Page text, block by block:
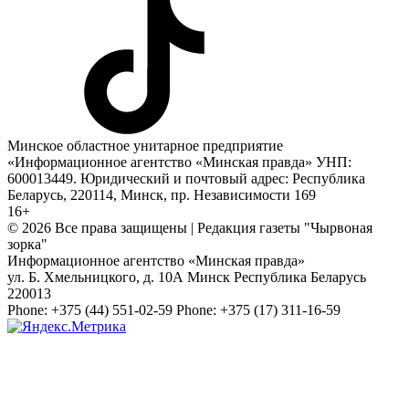
Минское областное унитарное предприятие
«Информационное агентство «Минская правда» УНП:
600013449. Юридический и почтовый адрес: Республика
Беларусь, 220114, Минск, пр. Независимости 169
16+
© 2026 Все права защищены | Редакция газеты "Чырвоная
зорка"
Информационное агентство «Минская правда»
ул. Б. Хмельницкого, д. 10А Минск Республика Беларусь
220013
Phone: +375 (44) 551-02-59 Phone: +375 (17) 311-16-59